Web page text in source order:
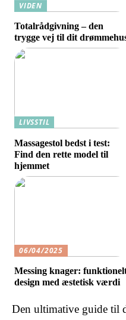
VIDEN
Totalrådgivning – den
trygge vej til dit
LIVSSTIL
Massagestol bedst i test:
Find den rette model til
hjemmet
06/04/2025
Messing knager:
design med æstetisk værdi
Den ultimative guide til